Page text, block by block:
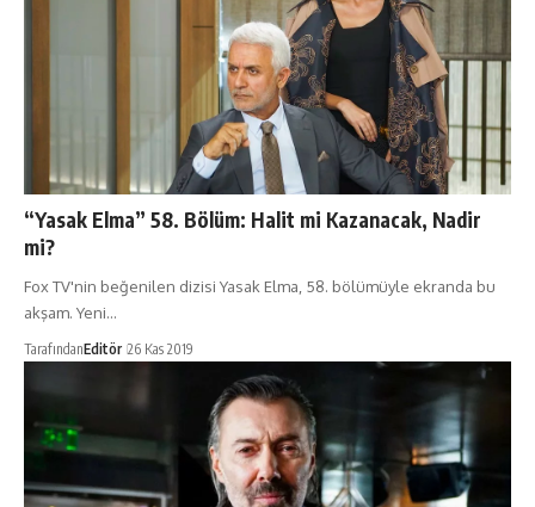
“Yasak Elma” 58. Bölüm: Halit mi Kazanacak, Nadir
mi?
Fox TV'nin beğenilen dizisi Yasak Elma, 58. bölümüyle ekranda bu
akşam. Yeni…
TarafındanEditör 26 Kas 2019